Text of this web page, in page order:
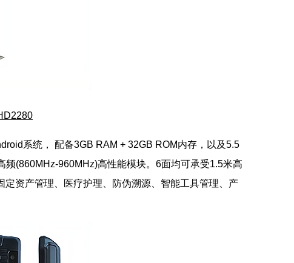
系统， 配备3GB RAM + 32GB ROM内存，以及5.5
频(860MHz-960MHz)高性能模块。6面均可承受1.5米高
定资产管理 、医疗护理、防伪溯源、 智能工具管理 、产